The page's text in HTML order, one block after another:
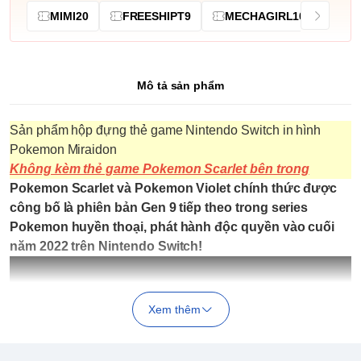
MIMI20 FREESHIPT9 MECHAGIRL10
Mô tả sản phẩm
Sản phẩm hộp đựng thẻ game Nintendo Switch in hình
Pokemon Miraidon
Không kèm thẻ game Pokemon Scarlet bên trong
Pokemon Scarlet và Pokemon Violet chính thức được
công bố là phiên bản Gen 9 tiếp theo trong series
Pokemon huyền thoại, phát hành độc quyền vào cuối
năm 2022 trên Nintendo Switch!
Xem thêm